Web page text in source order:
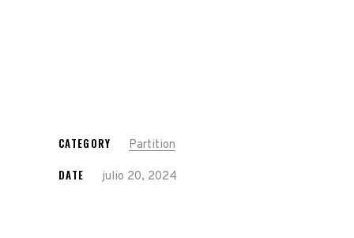
CATEGORY Partition
DATE julio 20, 2024